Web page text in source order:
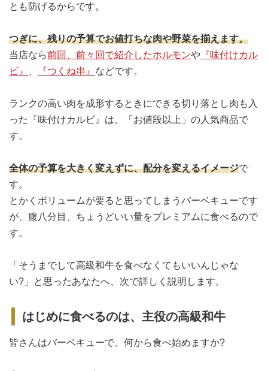
とも防げるからです。
つぎに、残りの予算でお値打ちな肉や野菜を揃えます。
当店なら前回、前々回で紹介したホルモンや 『味付けカル
ビ』
『つくね串』 などです。
ランクの高い肉を成形するときにできる切り落とし肉も入
った『味付けカルビ』は、「お値段以上」の人気商品で
す。
全体の予算を大きく変えずに、配分を変えるイメージで
す。
とかくボリュームが要ると思ってしまうバーベキューです
が、腹八分目、ちょうどいい量をプレミアムに食べるので
す。
「そうまでして高級和牛を食べなくてもいいんじゃな
い?」と思ったあなたへ、次で詳しく説明します。
はじめに食べるのは、主役の高級和牛
皆さんはバーベキューで、何から食べ始めますか?